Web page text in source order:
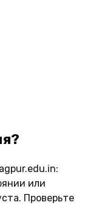
или
Проверьте